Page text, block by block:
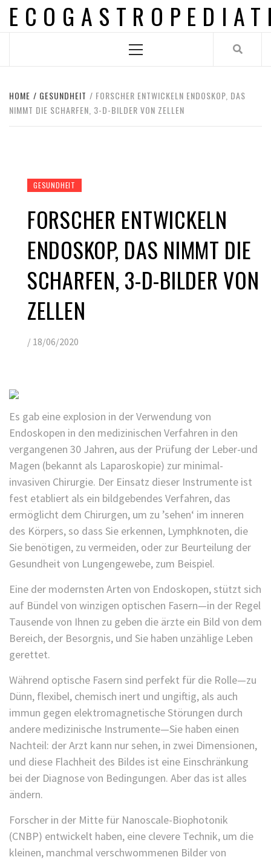
Skip
Menu
HOME GESUNDHEIT
FORSCHER ENTWICKELN ENDOSKOP, DAS
NIMMT DIE SCHARFEN, 3-D-BILDER VON ZELLEN
GESUNDHEIT
FORSCHER ENTWICKELN
ENDOSKOP, DAS NIMMT DIE
SCHARFEN, 3-D-BILDER VON
ZELLEN
/ 18/06/2020
Es gab eine explosion in der Verwendung von
Endoskopen in den medizinischen Verfahren in den
vergangenen 30 Jahren, aus der Prüfung der Leber-und
Magen (bekannt als Laparoskopie) zur minimal-
invasiven Chirurgie. Der Einsatz dieser Instrumente ist
fest etabliert als ein bildgebendes Verfahren, das
ermöglicht dem Chirurgen, um zu ’sehen‘ im inneren
des Körpers, so dass Sie erkennen, Lymphknoten, die
Sie benötigen, zu vermeiden, oder zur Beurteilung der
Gesundheit von Lungengewebe, zum Beispiel.
Eine der modernsten Arten von Endoskopen, stützt sich
auf Bündel von winzigen optischen Fasern—in der Regel
Tausende von Ihnen zu geben die ärzte ein Bild von dem
Bereich, der Besorgnis, und Sie haben unzählige Leben
gerettet.
Während optische Fasern sind perfekt für die Rolle—zu
Dünn, flexibel, chemisch inert und ungiftig, als auch
immun gegen elektromagnetische Störungen durch
andere medizinische Instrumente—Sie haben einen
Nachteil: der Arzt kann nur sehen, in zwei Dimensionen,
und diese Flachheit des Bildes ist eine Einschränkung
bei der Diagnose von Bedingungen. Aber das ist alles
ändern.
Forscher in der Mitte für Nanoscale-Biophotonik
(CNBP) entwickelt haben, eine clevere Technik, um die
kleinen, manchmal verschwommenen Bilder von